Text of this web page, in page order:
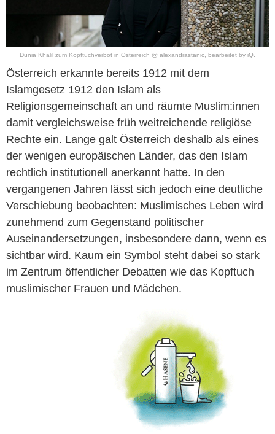
Dunia Khalil zum Kopftuchverbot in Österreich @ alexandrastanic, bearbeitet by iQ.
Österreich erkannte bereits 1912 mit dem
Islamgesetz 1912 den Islam als
Religionsgemeinschaft an und räumte Muslim:innen
damit vergleichsweise früh weitreichende religiöse
Rechte ein. Lange galt Österreich deshalb als eines
der wenigen europäischen Länder, das den Islam
rechtlich institutionell anerkannt hatte. In den
vergangenen Jahren lässt sich jedoch eine deutliche
Verschiebung beobachten: Muslimisches Leben wird
zunehmend zum Gegenstand politischer
Auseinandersetzungen, insbesondere dann, wenn es
sichtbar wird. Kaum ein Symbol steht dabei so stark
im Zentrum öffentlicher Debatten wie das Kopftuch
muslimischer Frauen und Mädchen.